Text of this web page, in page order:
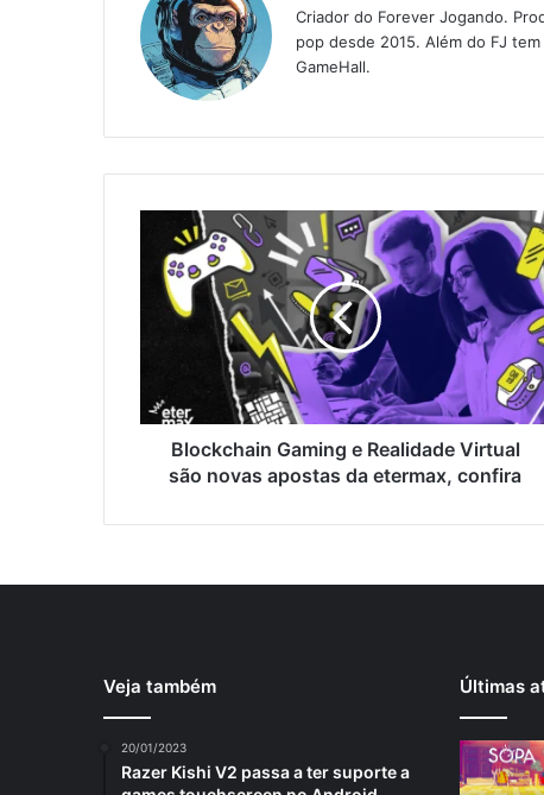
Criador do Forever Jogando.
pop desde 2015. Além do FJ
GameHall.
Blockchain Gaming e Realidade Virtual
são novas apostas da etermax, confira
Veja também
20/01/2023
Razer Kishi V2 passa a ter suporte a
Últimas